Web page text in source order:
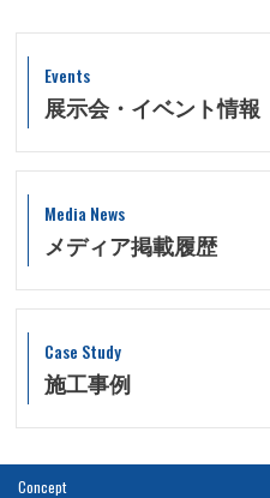
Events
展示会・イベント情報
Media News
メディア掲載履歴
Case Study
施工事例
Concept